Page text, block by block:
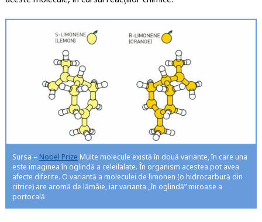
Sursa – Nobel Prize Multe molecule există în două variante, în care una
este imaginea în oglindă a celeilalate. În organism acestea pot avea
afecte diferite. O variantă a moleculei de limonen (o hidrocarbură din
citrice) are aromă de lămâie, iar varianta „în oglindă” miroase a
portocală